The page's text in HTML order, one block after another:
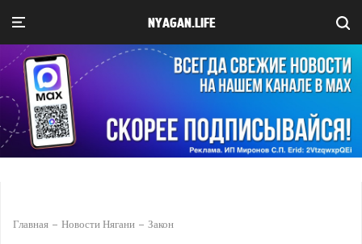
NYAGAN.LIFE
Главная Новости Нягани Закон